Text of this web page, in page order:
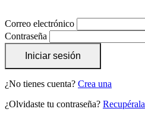
Correo electrónico
Contraseña
Iniciar sesión
¿No tienes cuenta? Crea una
¿Olvidaste tu contraseña? Recupérala